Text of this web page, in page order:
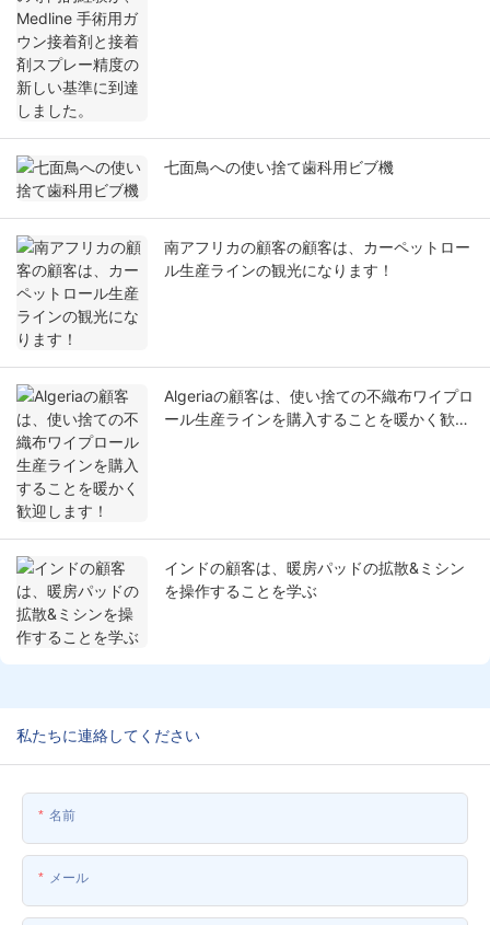
七面鳥への使い捨て歯科用ビブ機
南アフリカの顧客の顧客は、カーペットロー
ル生産ラインの観光になります！
Algeriaの顧客は、使い捨ての不織布ワイプロ
ール生産ラインを購入することを暖かく歓迎
インドの顧客は、暖房パッドの拡散&ミシン
を操作することを学ぶ
私たちに連絡してください
名前
メール